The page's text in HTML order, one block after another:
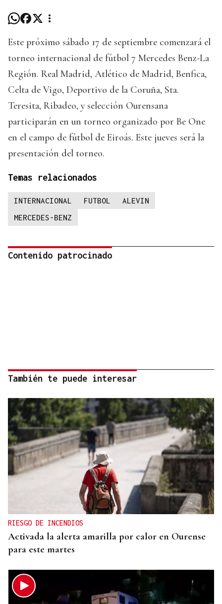
Este próximo sábado 17 de septiembre comenzará el
torneo internacional de fútbol 7 Mercedes Benz-La
Región. Real Madrid, Atlético de Madrid, Benfica,
Celta de Vigo, Deportivo de la Coruña, Sta.
Teresita, Ribadeo, y selección Ourensana
participarán en un torneo organizado por Be One
en el campo de fútbol de Eiroás. Este jueves será la
presentación del torneo.
Temas relacionados
INTERNACIONAL FUTBOL
ALEVIN
MERCEDES-BENZ
Contenido patrocinado
También te puede interesar
RIESGO DE INCENDIOS
Activada la alerta amarilla por calor en Ourense
para este martes